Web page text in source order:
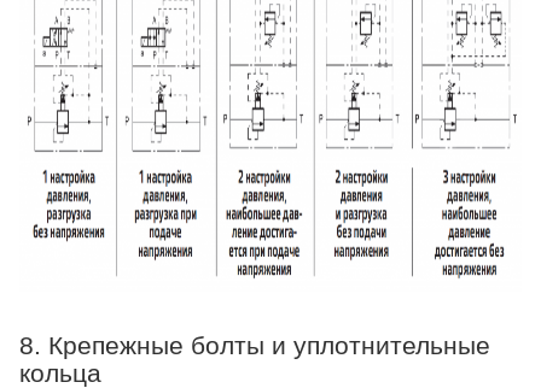
8. Крепежные болты и уплотнительные
кольца